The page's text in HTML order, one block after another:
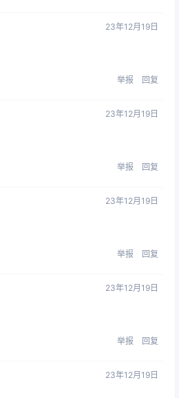
23年12月19日
举报 回复
23年12月19日
举报 回复
23年12月19日
举报 回复
23年12月19日
举报 回复
23年12月19日